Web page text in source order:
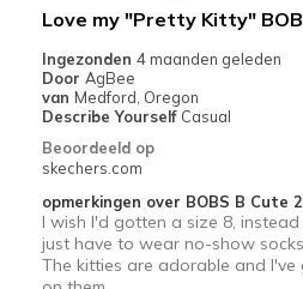
Feels true to
View On Shoes
I'm Into Shoes
Love my "Pretty Kitty"
Ingezonden 4 maanden geleden
Door AgBee
van Medford, Oregon
Describe Yourself Casual
Beoordeeld op
skechers.com
opmerkingen over BOBS B Cute
I wish I'd gotten a size 8,
just have to wear no-show
The kitties are adorable and